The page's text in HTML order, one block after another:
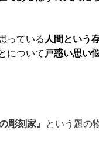
っている 人間という
について 戸惑い思い
彫刻家』 という題の